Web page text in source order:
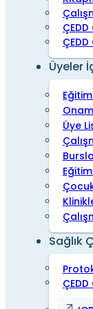
Üyeler
Üye
Sağlık